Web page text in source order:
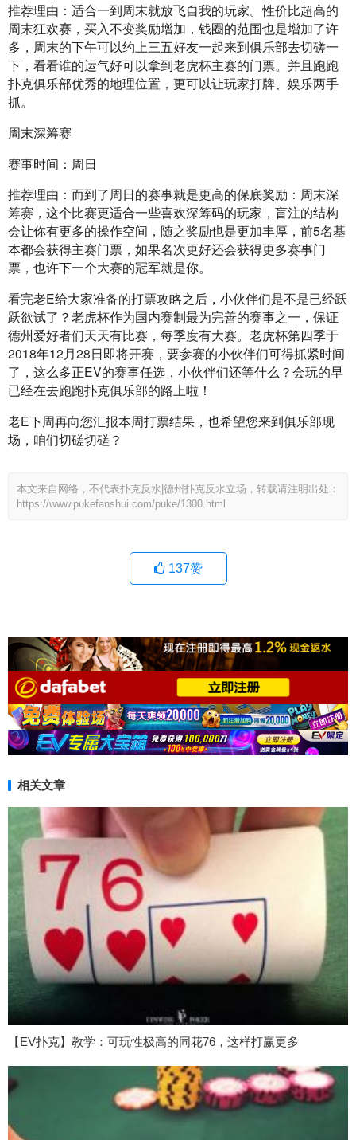
推荐理由：适合一到周末就放飞自我的玩家。性价比超高的
周末狂欢赛，买入不变奖励增加，钱圈的范围也是增加了许
多，周末的下午可以约上三五好友一起来到俱乐部去切磋一
下，看看谁的运气好可以拿到老虎杯主赛的门票。并且跑跑
扑克俱乐部优秀的地理位置，更可以让玩家打牌、娱乐两手
抓。
周末深筹赛
赛事时间：周日
推荐理由：而到了周日的赛事就是更高的保底奖励：周末深
筹赛，这个比赛更适合一些喜欢深筹码的玩家，盲注的结构
会让你有更多的操作空间，随之奖励也是更加丰厚，前5名基
本都会获得主赛门票，如果名次更好还会获得更多赛事门
票，也许下一个大赛的冠军就是你。
看完老E给大家准备的打票攻略之后，小伙伴们是不是已经跃
跃欲试了？老虎杯作为国内赛制最为完善的赛事之一，保证
德州爱好者们天天有比赛，每季度有大赛。老虎杯第四季于
2018年12月28日即将开赛，要参赛的小伙伴们可得抓紧时间
了，这么多正EV的赛事任选，小伙伴们还等什么？会玩的早
已经在去跑跑扑克俱乐部的路上啦！
老E下周再向您汇报本周打票结果，也希望您来到俱乐部现
场，咱们切磋切磋？
本文来自网络，不代表扑克反水|德州扑克反水立场，转载请注明出处：
https://www.pukefanshui.com/puke/1300.html
137赞
相关文章
【EV扑克】教学：可玩性极高的同花76，这样打赢更多